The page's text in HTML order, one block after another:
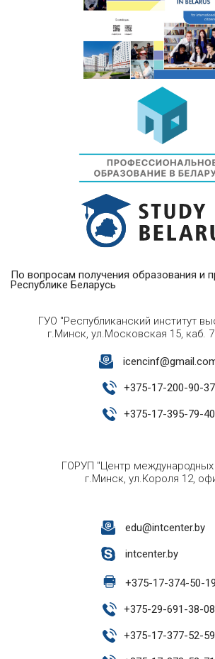
По вопросам получения образования и
Республике Беларусь
ГУО "Республиканский институт
г.Минск, ул.Московская 15, каб.
+375-17-200-90-37
+375-17-395-79-40
ГОРУП "Центр международных
г.Минск, ул.Короля 12,
edu@intcenter.by
intcenter.by
+375-17-374-50-19
+375-29-691-38-08
+375-17-377-52-59